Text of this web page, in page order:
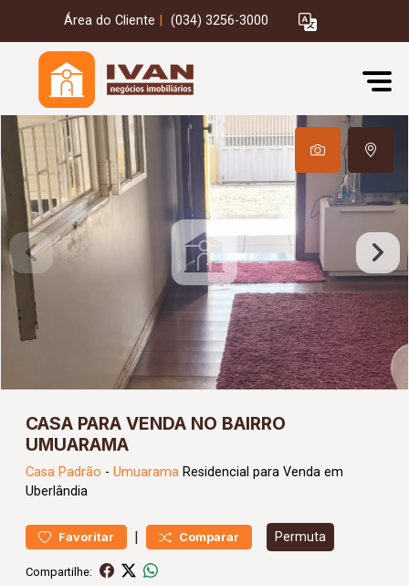
Área do Cliente (034) 3256-3000
CASA PARA VENDA NO BAIRRO
UMUARAMA
Casa Padrão - Umuarama Residencial para Venda em
Uberlândia
Favoritar | Comparar Permuta
Compartilhe: